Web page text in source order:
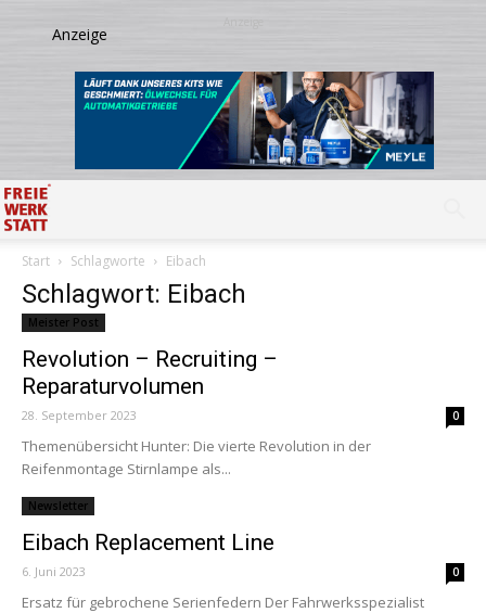
Start Schlagworte Eibach
Schlagwort: Eibach
Meister Post
Revolution – Recruiting –
Reparaturvolumen
28. September 2023 0
Themenübersicht Hunter: Die vierte Revolution in der
Reifenmontage Stirnlampe als...
Newsletter
Eibach Replacement Line
6. Juni 2023 0
Ersatz für gebrochene Serienfedern Der Fahrwerksspezialist